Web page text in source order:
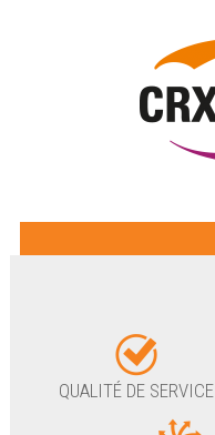
QUALITÉ DE SERVICE